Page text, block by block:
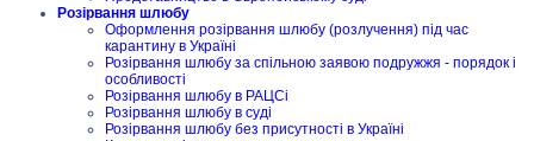
Розірвання шлюбу
Оформлення розірвання шлюбу (розлучення) під час
карантину в Україні
Розірвання шлюбу за спільною заявою подружжя - порядок і
особливості
Розірвання шлюбу в РАЦСі
Розірвання шлюбу в суді
Розірвання шлюбу без присутності в Україні